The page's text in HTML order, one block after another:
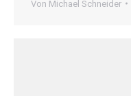
Von Michael Schneider